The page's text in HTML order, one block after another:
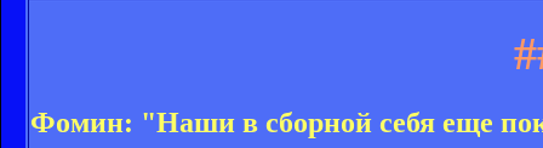
Фомин: "Наши в сборной себя еще